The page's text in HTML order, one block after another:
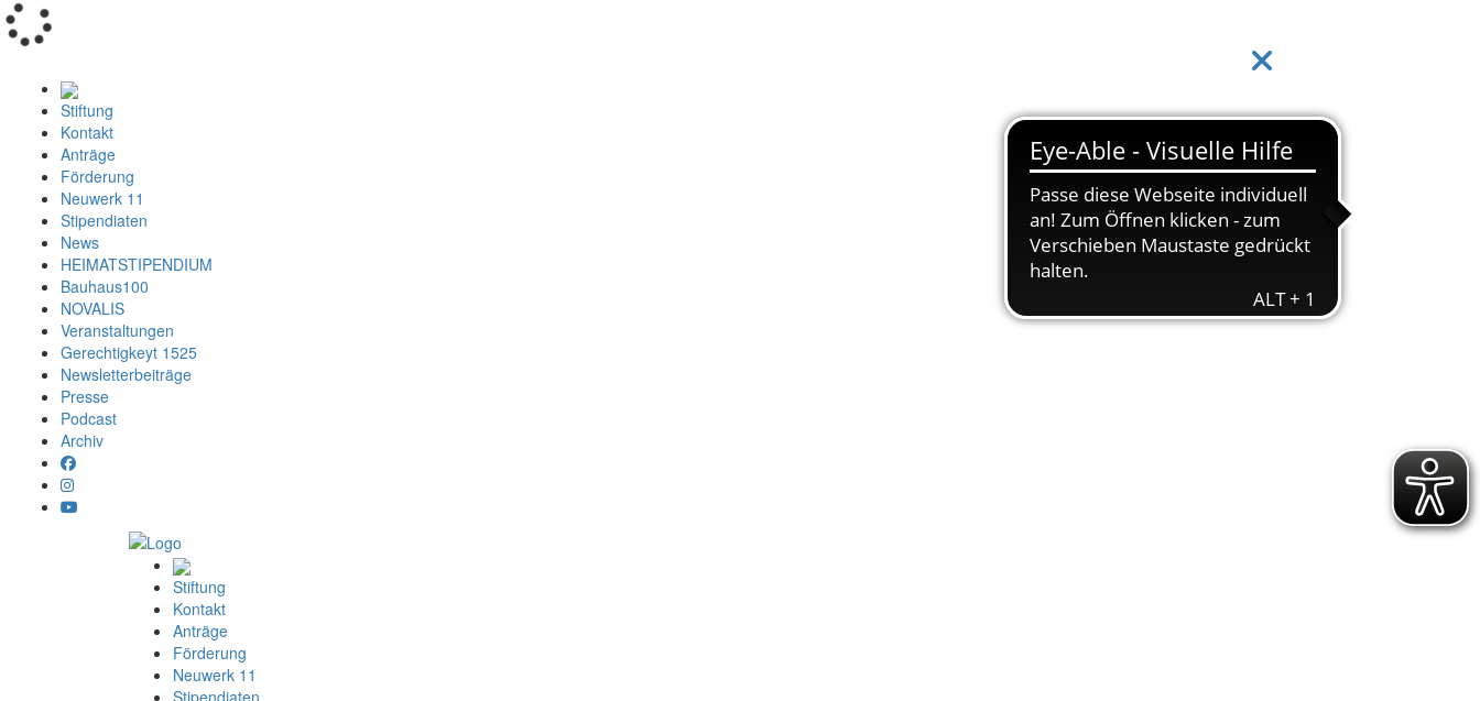
Stiftung
Kontakt
Anträge
Förderung
Neuwerk 11
Stipendiaten
News
HEIMATSTIPENDIUM
Bauhaus100
NOVALIS
Veranstaltungen
Gerechtigkeyt 1525
Newsletterbeiträge
Presse
Podcast
Archiv
Stiftung
Kontakt
Anträge
Förderung
Neuwerk 11
Stipendiaten